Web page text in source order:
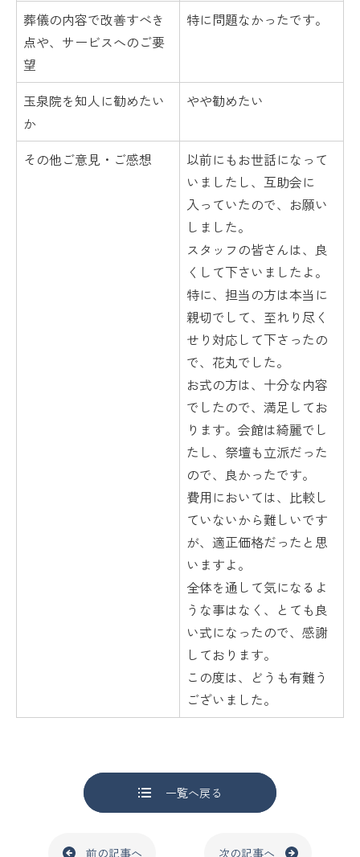
葬儀の内容で改善すべき
点や、サービスへのご要
望
特に問題なかったです。
玉泉院を知人に勧めたい
か
やや勧めたい
その他ご意見・ご感想
以前にもお世話になって
いましたし、互助会に
入っていたので、お願い
しました。
スタッフの皆さんは、良
くして下さいましたよ。
特に、担当の方は本当に
親切でして、至れり尽く
せり対応して下さったの
で、花丸でした。
お式の方は、十分な内容
でしたので、満足してお
ります。会館は綺麗でし
たし、祭壇も立派だった
ので、良かったです。
費用においては、比較し
ていないから難しいです
が、適正価格だったと思
いますよ。
全体を通して気になるよ
うな事はなく、とても良
い式になったので、感謝
しております。
この度は、どうも有難う
ございました。
一覧へ戻る
前の記事へ 次の記事へ